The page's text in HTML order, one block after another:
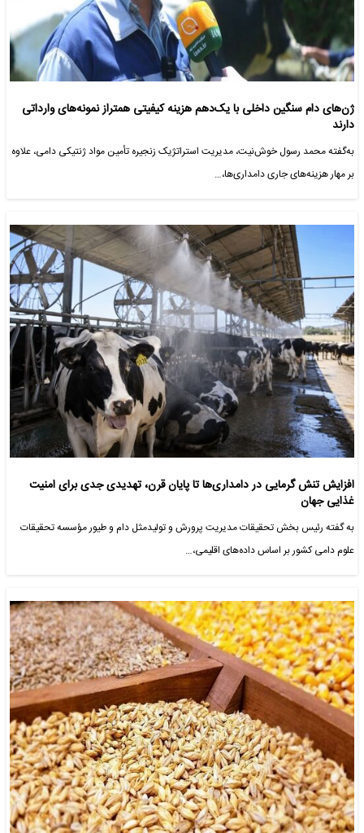
ژن‌‌های دام سنگین داخلی با یک‌دهم هزینه‌ کیفیتی همتراز نمونه‌های وارداتی
دارند
به‌گفته محمد رسول خوش‌نیت، مدیریت استراتژیک زنجیره تأمین مواد ژنتیکی دامی، علاوه
بر مهار هزینه‌های جاری دامداری‌ها،…
افزایش تنش گرمایی در دامداری‌ها تا پایان قرن، تهدیدی جدی برای امنیت
غذایی جهان
به گفته رئیس بخش تحقیقات مدیریت پرورش و تولیدمثل دام و طیور مؤسسه تحقیقات
علوم دامی کشور بر اساس داده‌های اقلیمی،…